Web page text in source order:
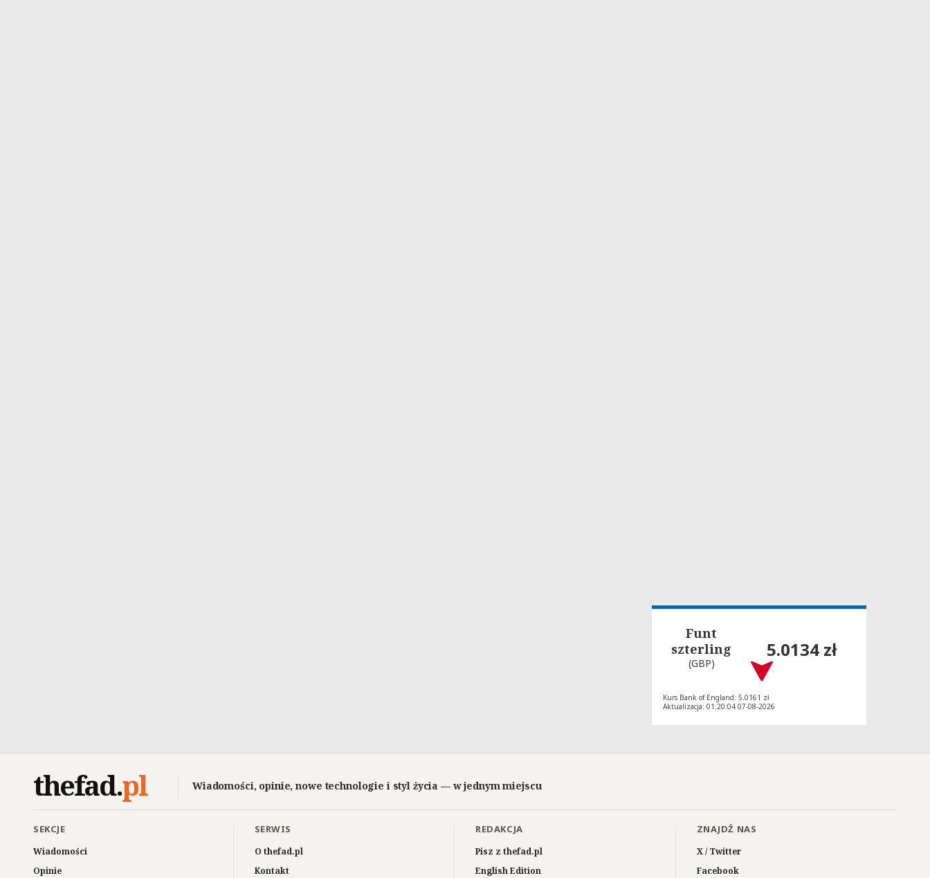
Funt
szterling
(GBP)
5.0134 zł
Kurs Bank of England: 5.0161 zł
Aktualizacja: 01:20:04 07-08-2026
thefad.pl Wiadomości, opinie, nowe technologie i styl życia — w jednym miejscu
SEKCJE
Wiadomości
Opinie
SERWIS
O thefad.pl
Kontakt
REDAKCJA
Pisz z thefad.pl
English Edition
ZNAJDŹ NAS
X / Twitter
Facebook